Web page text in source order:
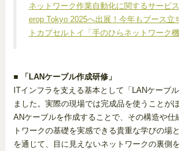
ネットワーク作業自動化に関するサービ
erop Tokyo 2025へ出展！今年もブース立
トカプセルトイ「手のひらネットワーク
■ 「LANケーブル作成研修」
ITインフラを支える基本として「LANケーブ
ました。実際の現場では完成品を使うことが
ANケーブルを作成することで、その構造や仕
トワークの基礎を実感できる貴重な学びの場
を通じて、目に見えないネットワークの裏側